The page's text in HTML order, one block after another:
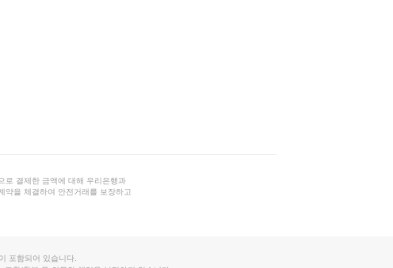
로 결제한 금액에 대해 우리은행과
약을 체결하여 안전거래를 보장하고
포함되어 있습니다.